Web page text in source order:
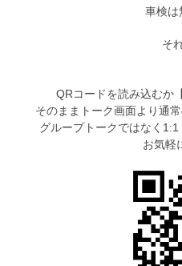
車検は
そ
QRコードを読み込むか
そのままトーク画面より通
グループトークではなく
お気軽